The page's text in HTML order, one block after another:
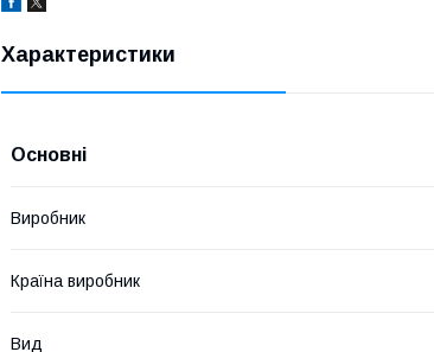
Характеристики
Основні
Виробник
Країна виробник
Вид